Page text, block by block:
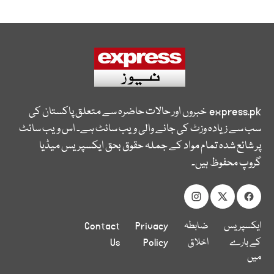
express.pkخبروں اور حالات حاضرہ سے متعلق پاکستان کی
سب سے زیادہ وزٹ کی جانے والی ویب سائٹ ہے۔ اس ویب سائٹ
پر شائع شدہ تمام مواد کے جملہ حقوق بحق ایکسپریس میڈیا
گروپ محفوظ ہیں۔
ایکسپریس
کے بارے
میں
ضابطہ
اخلاق
Privacy
Policy
Contact
Us